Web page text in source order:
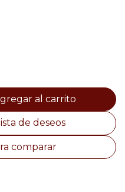
al carrito
comparar
de deseos